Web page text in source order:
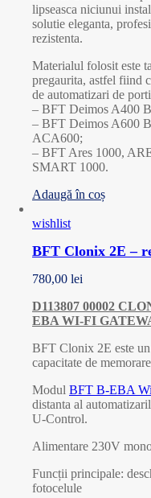
lipseasca niciunui
solutie eleganta,
rezistenta.
Materialul folosit este
pregaurita, astfel fiind
de automatizari de
– BFT Deimos A400
– BFT Deimos A600
ACA600;
– BFT Ares 1000,
SMART 1000.
Adaugă în coș
wishlist
BFT Clonix 2E –
780,00 lei
D113807 00002
EBA WI-FI
BFT Clonix 2E este
capacitate de
Modul BFT B-EBA
distanta al
U-Control.
Alimentare 230V
Funcții principale:
fotocelule